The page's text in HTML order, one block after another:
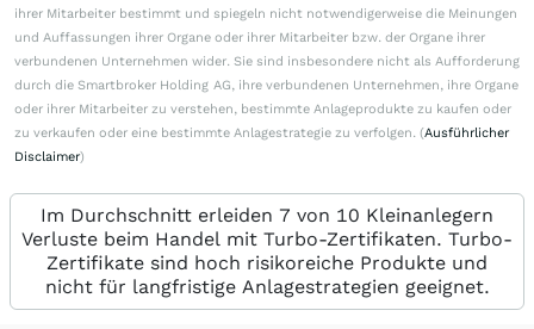
ihrer Mitarbeiter bestimmt und spiegeln nicht notwendigerweise die Meinungen
und Auffassungen ihrer Organe oder ihrer Mitarbeiter bzw. der Organe ihrer
verbundenen Unternehmen wider. Sie sind insbesondere nicht als Aufforderung
durch die Smartbroker Holding AG, ihre verbundenen Unternehmen, ihre Organe
oder ihrer Mitarbeiter zu verstehen, bestimmte Anlageprodukte zu kaufen oder
zu verkaufen oder eine bestimmte Anlagestrategie zu verfolgen. (Ausführlicher
Disclaimer)
Im Durchschnitt erleiden 7 von 10 Kleinanlegern
Verluste beim Handel mit Turbo-Zertifikaten. Turbo-
Zertifikate sind hoch risikoreiche Produkte und
nicht für langfristige Anlagestrategien geeignet.